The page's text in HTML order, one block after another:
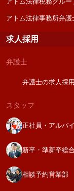
アトム法律事務所弁護
求人採用
弁護士
弁護士の求人採用
スタッフ
正社員・アルバ
新卒・準新卒総
相談予約営業部